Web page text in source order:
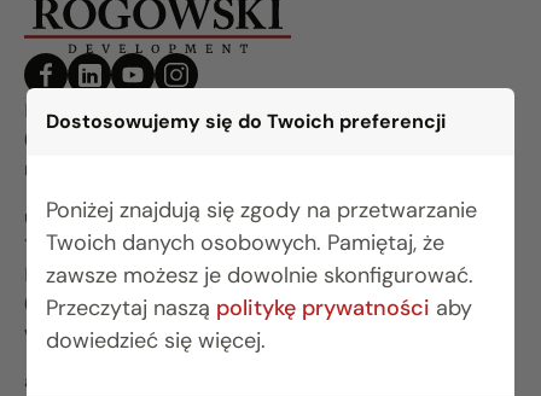
Dostosowujemy się do Twoich preferencji
Poniżej znajdują się zgody na przetwarzanie
Twoich danych osobowych. Pamiętaj, że
zawsze możesz je dowolnie skonfigurować.
Przeczytaj naszą politykę prywatności aby
dowiedzieć się więcej.
BIURO BIAŁYSTOK
(85) 749 99 09
mieszkania@rogowskidevelopment.pl
ul. Legionowa 28 lok. 202
15-281 Białystok
BIURO WARSZAWA
(22) 642 03 55
warszawa@rogowskidevelopment.pl
al. Wilanowska 67E lok. U5